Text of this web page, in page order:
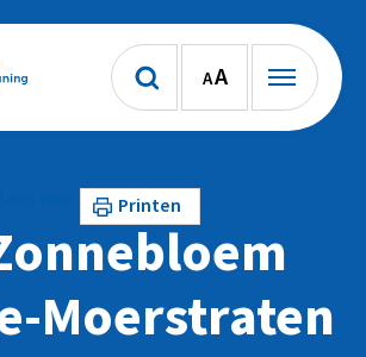
AA
Printen
Moerstraten